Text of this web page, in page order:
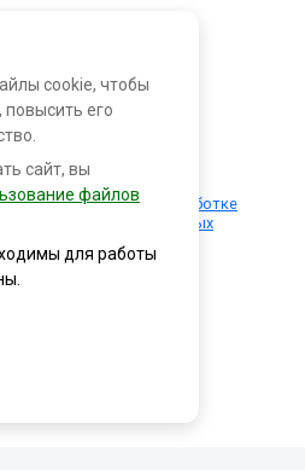
ПОПУЛЯРНОЕ
Положение об обработке
персональных данных
cookie, чтобы
повысить его
сайт, вы
файлов
для работы